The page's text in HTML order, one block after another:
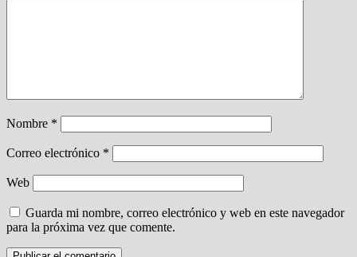
Nombre *
Correo electrónico *
Web
Guarda mi nombre, correo electrónico y web en este navegador
para la próxima vez que comente.